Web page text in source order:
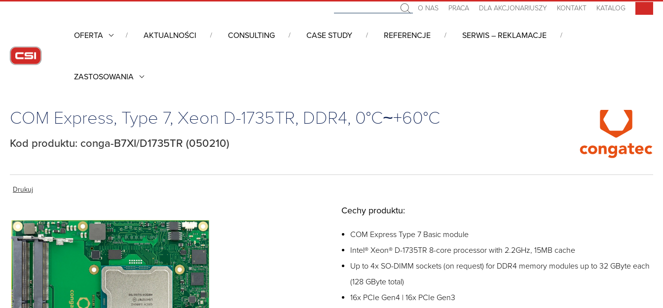
O NAS PRACA DLA AKCJONARIUSZY KONTAKT KATALOG
OFERTA AKTUALNOŚCI CONSULTING CASE STUDY REFERENCJE SERWIS – REKLAMACJE
ZASTOSOWANIA
Komputery przemysłowe
COM Express, Type 7, Xeon D-1735TR, DDR4, 0°C~+60°C
Kod produktu: conga-B7XI/D1735TR (050210)
Drukuj
Cechy produktu:
COM Express Type 7 Basic module
Intel® Xeon® D-1735TR 8-core processor with 2.2GHz, 15MB cache
Up to 4x SO-DIMM sockets (on request) for DDR4 memory modules up to 32 GByte each
(128 GByte total)
16x PCIe Gen4 | 16x PCIe Gen3